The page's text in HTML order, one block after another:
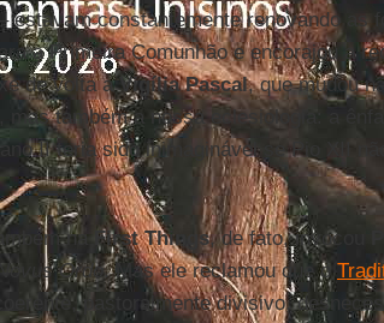
estavam constantemente renovando as
a Primeira Comunhão e encorajou a
de volta aVigília Pascal, que mudou
, mas também a nossa eclesiologia: a
II teria sido inimaginável se Pio XII
na First Things, de fato, invocou
Ordo. Mas ele reclamou que o
pastoralmente divisivo,